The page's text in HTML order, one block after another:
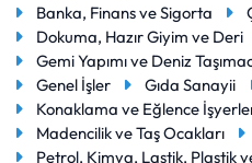
Banka, Finans ve Sigorta
Dokuma, Hazır Giyim ve Deri
Gemi Yapımı ve Deniz
Genel İşler
Gıda Sanayii
Konaklama ve Eğlence
Madencilik ve Taş Ocakları
Petrol, Kimya, Lastik, Plastik